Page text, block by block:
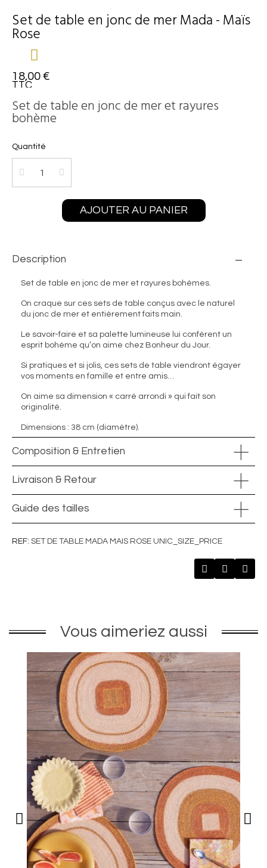
Set de table en jonc de mer Mada - Maïs
Rose
18,00 €
TTC
Set de table en jonc de mer et rayures
bohème
Quantité
AJOUTER AU PANIER
Description
Set de table en jonc de mer et rayures bohèmes.
On craque sur ces sets de table conçus avec le naturel
du jonc de mer et entièrement faits main.
Le savoir-faire et sa palette lumineuse lui confèrent un
esprit bohème qu’on aime chez Bonheur du Jour.
Si pratiques et si jolis, ces sets de table viendront égayer
vos moments en famille et entre amis…
On aime sa dimension « carré arrondi » qui fait son
originalité.
Dimensions : 38 cm (diamètre).
Composition & Entretien
Livraison & Retour
Guide des tailles
REF SET DE TABLE MADA MAIS ROSE UNIC_SIZE_PRICE
Vous aimeriez aussi